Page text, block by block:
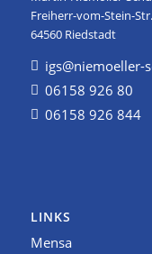
Freiherr-vom-Stein-
64560 Riedstadt
igs@niemoeller-
06158 926 80
06158 926 844
LINKS
Mensa